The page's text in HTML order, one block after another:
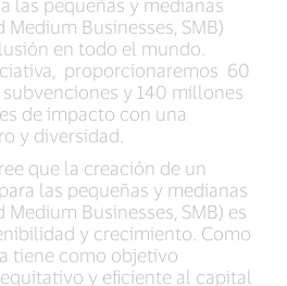
las pequeñas y medianas
Medium Businesses, SMB)
en todo el mundo.
proporcionaremos 60
y 140 millones
de impacto con una
y diversidad.
que la creación de un
las pequeñas y medianas
Businesses, SMB) es
y crecimiento. Como
tiene como objetivo
y eficiente al capital